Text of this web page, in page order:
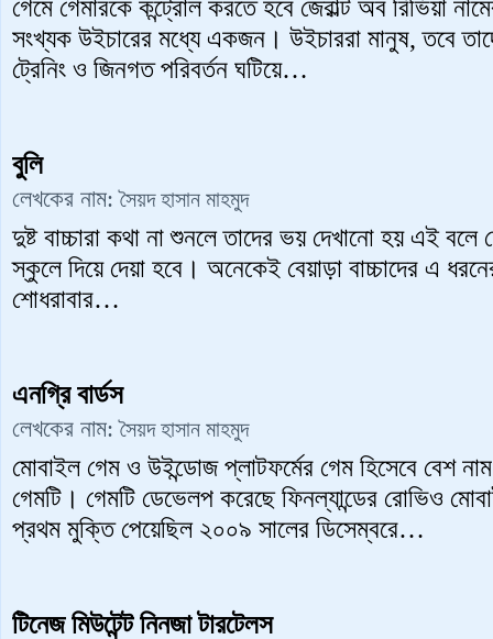
গেমে গেমারকে কন্ট্রোল করতে হবে জেরাল্ট অব রিভিয়া
সংখ্যক উইচারের মধ্যে একজন। উইচাররা মানুষ, তবে
ট্রেনিং ও জিনগত পরিবর্তন ঘটিয়ে…
বুলি
লেখকের নাম:সৈয়দ হাসান মাহমুদ
দুষ্ট বাচ্চারা কথা না শুনলে তাদের ভয় দেখানো হয় এই বলে
স্কুলে দিয়ে দেয়া হবে। অনেকেই বেয়াড়া বাচ্চাদের এ
শোধরাবার…
এনগ্রি বার্ডস
লেখকের নাম:সৈয়দ হাসান মাহমুদ
মোবাইল গেম ও উইন্ডোজ প্লাটফর্মের গেম হিসেবে বেশ
গেমটি। গেমটি ডেভেলপ করেছে ফিনল্যান্ডের রোভিও
প্রথম মুক্তি পেয়েছিল ২০০৯ সালের ডিসেম্বরে…
টিনেজ মিউটেন্ট নিনজা টারটেলস